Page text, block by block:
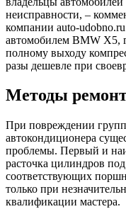
неисправности, –
компании auto-
автомобилем BMW X5,
полному выходу
разы дешевле при
Методы
При повреждении
автокондиционера
проблемы. Первый и
расточка цилиндров
соответствующих
только при
квалификации мастера.